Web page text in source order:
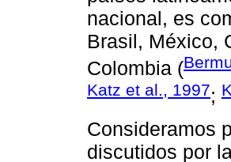
nacional, es
Brasil, México,
Colombia (
Katz et al., 1997;
Consideramos
discutidos por